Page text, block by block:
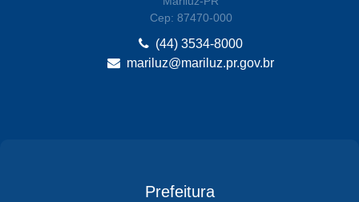
Cep: 87470-000
(44) 3534-8000
mariluz@mariluz.pr.gov.br
Prefeitura